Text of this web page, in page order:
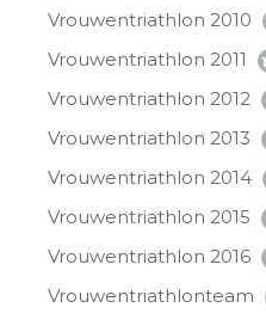
Vrouwentriathlon 2010
Vrouwentriathlon 2011
Vrouwentriathlon 2012
Vrouwentriathlon 2013
Vrouwentriathlon 2014
Vrouwentriathlon 2015
Vrouwentriathlon 2016
Vrouwentriathlonteam